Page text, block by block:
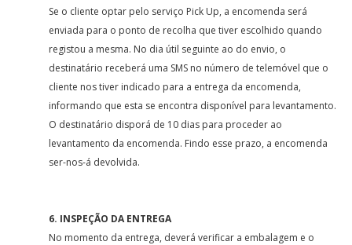
Se o cliente optar pelo serviço Pick Up, a encomenda será
enviada para o ponto de recolha que tiver escolhido quando
registou a mesma. No dia útil seguinte ao do envio, o
destinatário receberá uma SMS no número de telemóvel que o
cliente nos tiver indicado para a entrega da encomenda,
informando que esta se encontra disponível para levantamento.
O destinatário disporá de 10 dias para proceder ao
levantamento da encomenda. Findo esse prazo, a encomenda
ser-nos-á devolvida.
6. INSPEÇÃO DA ENTREGA
No momento da entrega, deverá verificar a embalagem e o